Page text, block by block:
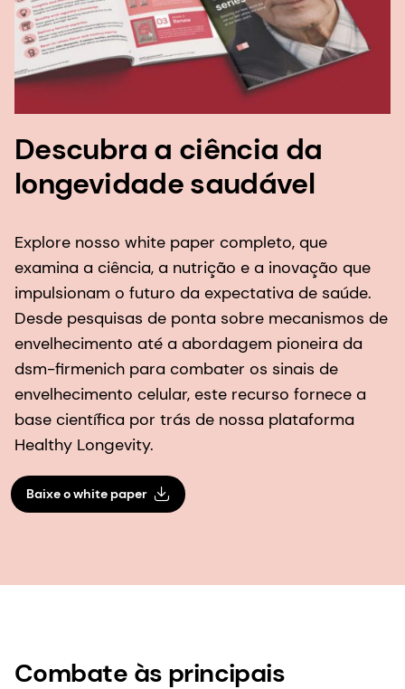
Descubra a ciência da
longevidade saudável
Explore nosso white paper completo, que
examina a ciência, a nutrição e a inovação que
impulsionam o futuro da expectativa de saúde.
Desde pesquisas de ponta sobre mecanismos de
envelhecimento até a abordagem pioneira da
dsm-firmenich para combater os sinais de
envelhecimento celular, este recurso fornece a
base científica por trás de nossa plataforma
Healthy Longevity.
Baixe o white paper
Combate às principais